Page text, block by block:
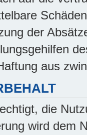
der
aus
die
wird dem